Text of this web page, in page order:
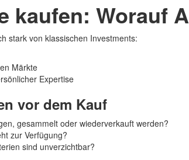
kaufen: Worauf
stark von klassischen Investments:
Märkte
Expertise
vor dem Kauf
gesammelt oder wiederverkauft werden?
zur Verfügung?
sind unverzichtbar?